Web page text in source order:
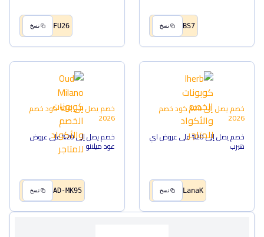
BS7 نسخ FU26 نسخ
خصم يصل إلى 20% كود خصم
2026
خصم يصل إلى 20% على عروض اي
هيرب
LanaK نسخ
خصم يصل إلى 20% كود خصم
2026
خصم يصل إلى 20% على عروض
عود ميلانو
AD-MK95 نسخ